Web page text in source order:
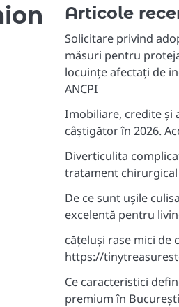
Articole
Solicitare privind
măsuri pentru
locuințe afectați de
ANCPI
Imobiliare, credite și
câștigător în 2026.
Diverticulita
tratament chirurgical
De ce sunt ușile
excelentă pentru
cățeluși rase mici de
https://
Ce caracteristici
premium în București